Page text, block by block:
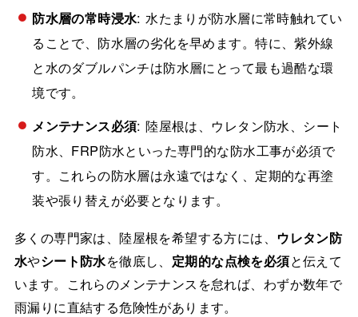
防水層の常時浸水: 水たまりが防水層に常時触れてい
ることで、防水層の劣化を早めます。特に、紫外線
と水のダブルパンチは防水層にとって最も過酷な環
境です。
メンテナンス必須: 陸屋根は、ウレタン防水、シート
防水、FRP防水といった専門的な防水工事が必須で
す。これらの防水層は永遠ではなく、定期的な再塗
装や張り替えが必要となります。
多くの専門家は、陸屋根を希望する方には、 ウレタン防
水やシート防水を徹底し、 定期的な点検を必須と伝えて
います。これらのメンテナンスを怠れば、わずか数年で
雨漏りに直結する危険性があります。